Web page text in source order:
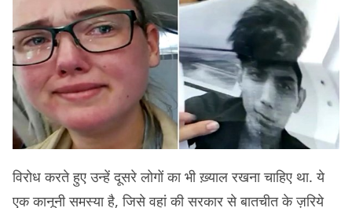
विरोध करते हुए उन्हें दूसरे लोगों का भी ख़्याल रखना चाहिए था. ये
एक कानूनी समस्या है, जिसे वहां की सरकार से बातचीत के ज़रिये